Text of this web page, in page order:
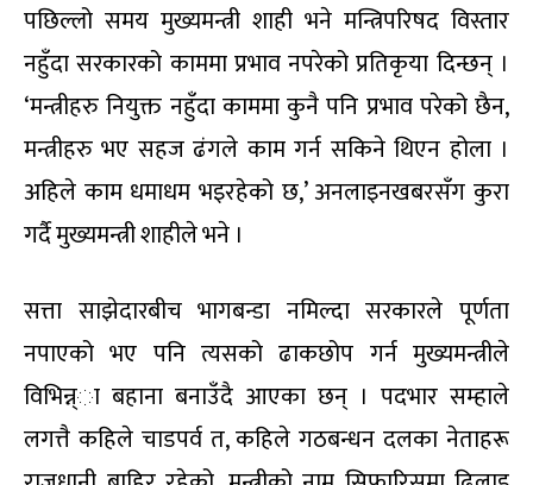
पछिल्लो समय मुख्यमन्त्री शाही भने मन्त्रिपरिषद विस्तार
नहुँदा सरकारको काममा प्रभाव नपरेको प्रतिकृया दिन्छन् ।
‘मन्त्रीहरु नियुक्त नहुँदा काममा कुनै पनि प्रभाव परेको छैन,
मन्त्रीहरु भए सहज ढंगले काम गर्न सकिने थिएन होला ।
अहिले काम धमाधम भइरहेको छ,’ अनलाइनखबरसँग कुरा
गर्दै मुख्यमन्त्री शाहीले भने ।
सत्ता साझेदारबीच भागबन्डा नमिल्दा सरकारले पूर्णता
नपाएको भए पनि त्यसको ढाकछोप गर्न मुख्यमन्त्रीले
विभिन्न्ा बहाना बनाउँदै आएका छन् । पदभार सम्हाले
लगत्तै कहिले चाडपर्व त, कहिले गठबन्धन दलका नेताहरू